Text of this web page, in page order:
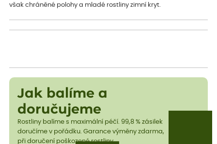
však chráněné polohy a mladé rostliny zimní kryt.
Jak balíme a
doručujeme
Rostliny balíme s maximální péčí. 99,8 % zásilek
doručíme v pořádku. Garance výměny zdarma,
při doručení poškozené rostliny.